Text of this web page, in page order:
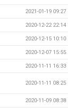
2021-01-19 09:27
2020-12-22 22:14
2020-12-15 10:10
2020-12-07 15:55
2020-11-11 16:33
2020-11-11 08:25
2020-11-09 08:38